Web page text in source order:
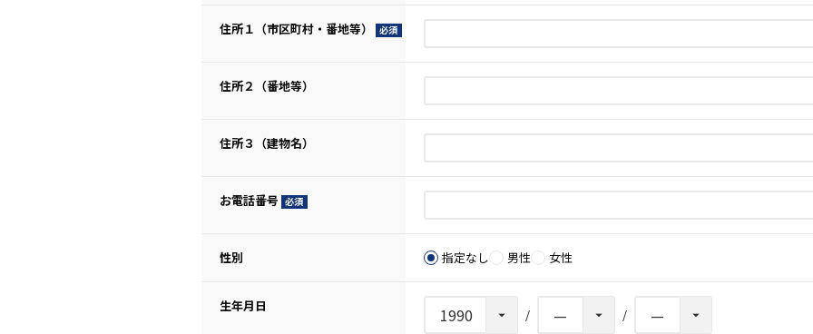
住所１（市区町村・番地等）
住所２（番地等）
住所３（建物名）
お電話番号
性別
指定なし 男性 女性
生年月日